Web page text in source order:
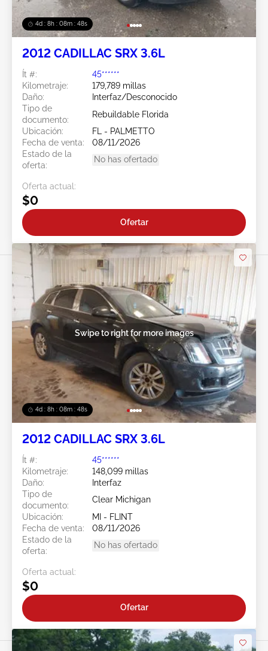
4d : 8h : 08m : 45s
2012 CADILLAC SRX 3.6L
Ít #:
45******
Kilometraje:
179,789 millas
Daño:
Interfaz/Desconocido
Tipo de
documento:
Rebuildable Florida
Ubicación:
FL - PALMETTO
Fecha de venta:
08/11/2026
Estado de la
oferta:
No has ofertado
Oferta actual:
$0
Ofertar
4d : 8h : 08m : 45s
Swipe to right for more images
2012 CADILLAC SRX 3.6L
Ít #:
45******
Kilometraje:
148,099 millas
Daño:
Interfaz
Tipo de
documento:
Clear Michigan
Ubicación:
MI - FLINT
Fecha de venta:
08/11/2026
Estado de la
oferta:
No has ofertado
Oferta actual:
$0
Ofertar